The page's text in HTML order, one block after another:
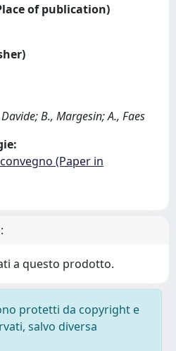
of publication)
B., Margesin; A., Faes
(Paper in
a questo prodotto.
protetti da copyright e
salvo diversa